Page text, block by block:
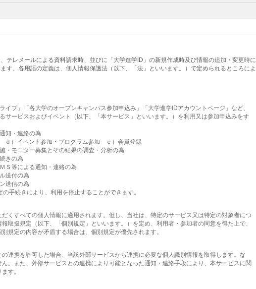
テレメールによる資料請求時、並びに「大学進学ID」の新規作成時及び情報の追加・変更時に
す。各用語の定義は、個人情報保護法（以下、「法」といいます。）で定められるところによ
イブ」「各大学のオープンキャンパス参加申込み」「大学進学IDアカウントページ」など、
サービスおよびイベント（以下、「本サービス」といいます。）を利用又は参加申込みをす
知・連絡の為
）イベント参加・プログラム参加 ｅ）会員登録
・モニター募集とその結果の調査・分析の為
きの為
Ｓ等による通知・連絡の為
送付の為
送信の為
手続きにより、利用を停止することができます。
くすべての個人情報に適用されます。但し、当社は、特定のサービス又は特定の対象者につ
取扱規定（以下、「個別規定」といいます。）を定め、利用者・参加者の同意を得た上で、
規定の内容が矛盾する場合は、個別規定が優先されます。
連携を許可した場合、当該外部サービスから連携に必要な個人識別情報を取得します。な
。また、外部サービスとの連携により可能となった通知・連絡手段により、本サービスに関
す。